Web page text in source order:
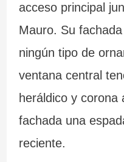
acceso principal
Mauro. Su
ningún tipo de
ventana central
heráldico y corona
fachada una
reciente.